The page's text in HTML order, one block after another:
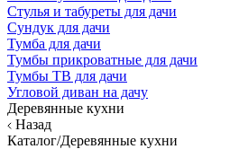
Стулья и табуреты для дачи
Сундук для дачи
Тумба для дачи
Тумбы прикроватные для дачи
Тумбы ТВ для дачи
Угловой диван на дачу
Деревянные кухни
Назад
Каталог/Деревянные кухни